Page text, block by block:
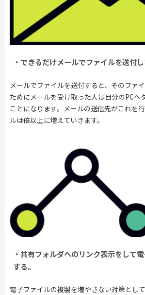
・できるだけメールでファイルを送付し
メールでファイルを送付すると、そのファ
ためにメールを受け取った人は自分のPCへ
ことになります。メールの送信先がこれを
ルは倍以上に増えていきます。
・共有フォルダへのリンク表示をして
する。
電子ファイルの複製を増やさない対策とし